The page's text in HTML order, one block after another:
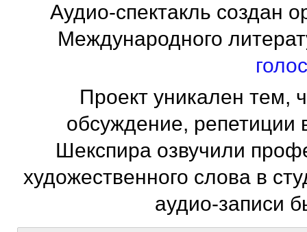
Аудио-спектакль создан
Международного
Проект уникален тем,
обсуждение, репетиции
Шекспира озвучили
художественного слова в
аудио-записи